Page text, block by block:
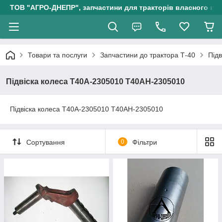
ТОВ "АГРО-ДНЕПР", запчастини для тракторів власного
Товари та послуги Запчастини до трактора Т-40
Підвіска колеса Т40А-2305010 Т40АН-2305010
Підвіска колеса Т40А-2305010 Т40АН-2305010
Сортування 0 Фільтри